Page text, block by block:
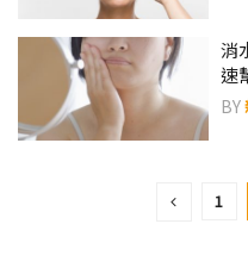
消
速
BY
1